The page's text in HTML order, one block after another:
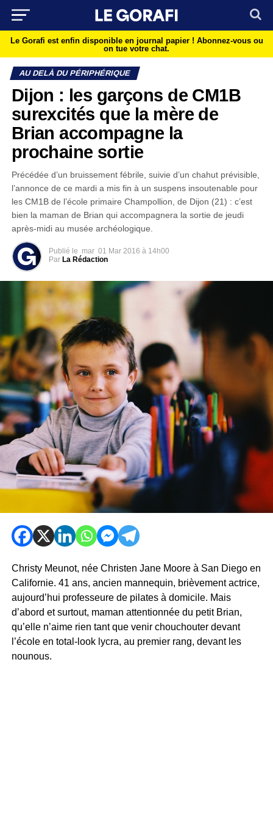
Le Gorafi est enfin disponible en journal papier ! Abonnez-vous ou
on tue votre chat.
AU DELÀ DU PÉRIPHÉRIQUE
Dijon : les garçons de CM1B
surexcités que la mère de
Brian accompagne la
prochaine sortie
Précédée d’un bruissement fébrile, suivie d’un chahut prévisible,
l’annonce de ce mardi a mis fin à un suspens insoutenable pour
les CM1B de l’école primaire Champollion, de Dijon (21) : c’est
bien la maman de Brian qui accompagnera la sortie de jeudi
après-midi au musée archéologique.
Publié le mar 01 Mar 2016 à 14h00
Par La Rédaction
Christy Meunot, née Christen Jane Moore à San Diego en
Californie. 41 ans, ancien mannequin, brièvement actrice,
aujourd’hui professeure de pilates à domicile. Mais
d’abord et surtout, maman attentionnée du petit Brian,
qu’elle n’aime rien tant que venir chouchouter devant
l’école en total-look lycra, au premier rang, devant les
nounous.